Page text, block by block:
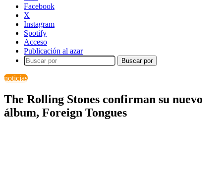
Facebook
X
Instagram
Spotify
Acceso
Publicación al azar
Buscar por
noticias
The Rolling Stones confirman su nuevo
álbum, Foreign Tongues